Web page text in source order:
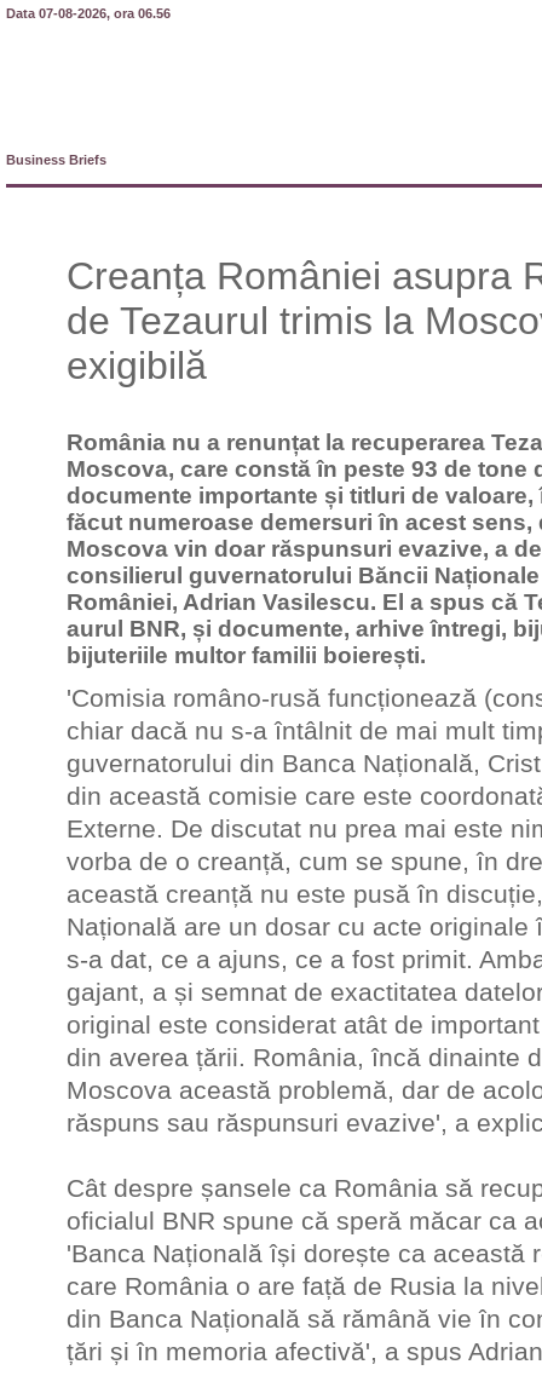
Data 07-08-2026, ora 06.56
Business Briefs
Creanța României asupra
de Tezaurul trimis la
exigibilă
România nu a renunțat la recuperarea
Moscova, care constă în peste 93 de tone
documente importante și titluri de valoare,
făcut numeroase demersuri în acest sens,
Moscova vin doar răspunsuri evazive, a
consilierul guvernatorului Băncii
României, Adrian Vasilescu. El a spus că
aurul BNR, și documente, arhive întregi,
bijuteriile multor familii boierești.
'Comisia româno-rusă funcționează
chiar dacă nu s-a întâlnit de mai mult
guvernatorului din Banca Națională,
din această comisie care este
Externe. De discutat nu prea mai este
vorba de o creanță, cum se spune, în
această creanță nu este pusă în
Națională are un dosar cu acte
s-a dat, ce a ajuns, ce a fost primit.
gajant, a și semnat de exactitatea
original este considerat atât de
din averea țării. România, încă dinainte
Moscova această problemă, dar de
răspuns sau răspunsuri evazive', a
Cât despre șansele ca România să
oficialul BNR spune că speră măcar ca
'Banca Națională își dorește ca această
care România o are față de Rusia la
din Banca Națională să rămână vie în
țări și în memoria afectivă', a spus